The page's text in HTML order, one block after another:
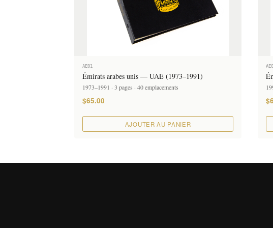
AE01
Émirats arabes unis — UAE (1973–1991)
1973–1991 · 3 pages · 40 emplacements
$65.00
AJOUTER AU PANIER